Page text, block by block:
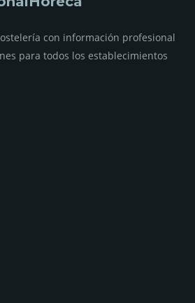
con información profesional
para todos los establecimientos